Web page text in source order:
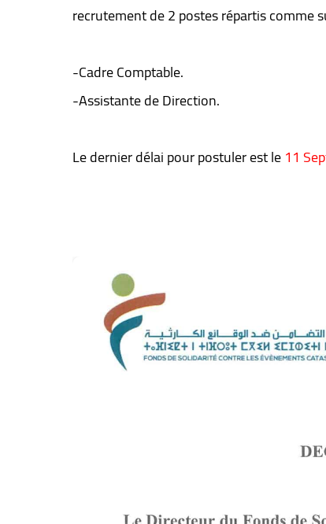
recrutement de 2 postes répartis comme
-Cadre Comptable.
-Assistante de Direction.
Le dernier délai pour postuler est le11